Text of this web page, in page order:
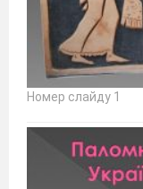
Номер слайду 1